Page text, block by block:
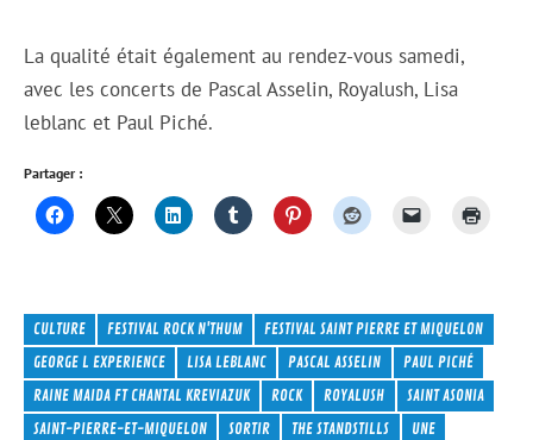
La qualité était également au rendez-vous samedi,
avec les concerts de Pascal Asselin, Royalush, Lisa
leblanc et Paul Piché.
Partager :
CULTURE FESTIVAL ROCK N'THUM
FESTIVAL SAINT PIERRE ET MIQUELON
GEORGE L EXPERIENCE
LISA LEBLANC PASCAL ASSELIN
PAUL PICHÉ
RAINE MAIDA FT CHANTAL KREVIAZUK
ROCK ROYALUSH
SAINT ASONIA
SAINT-PIERRE-ET-MIQUELON
SORTIR THE STANDSTILLS UNE